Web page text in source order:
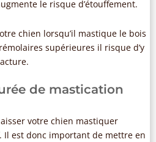
le risque d’étouffement.
chien lorsqu’il mastique le bois
supérieures il risque d’y
de mastication
votre chien mastiquer
. Il est donc important de mettre en